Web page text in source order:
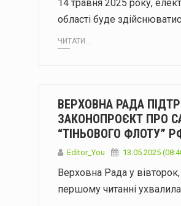
14 травня 2025 року,
області буде
ЧИТАТИ...
ВЕРХОВНА РАДА
ЗАКОНОПРОЄКТ ПРО
“ТІНЬОВОГО ФЛОТУ”
Editor_You 13.05.2025
Верховна Рада у
першому читанні